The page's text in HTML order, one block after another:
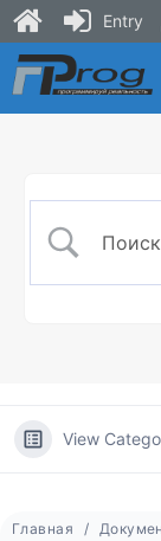
Skip
to
content
View
Главная
Entry